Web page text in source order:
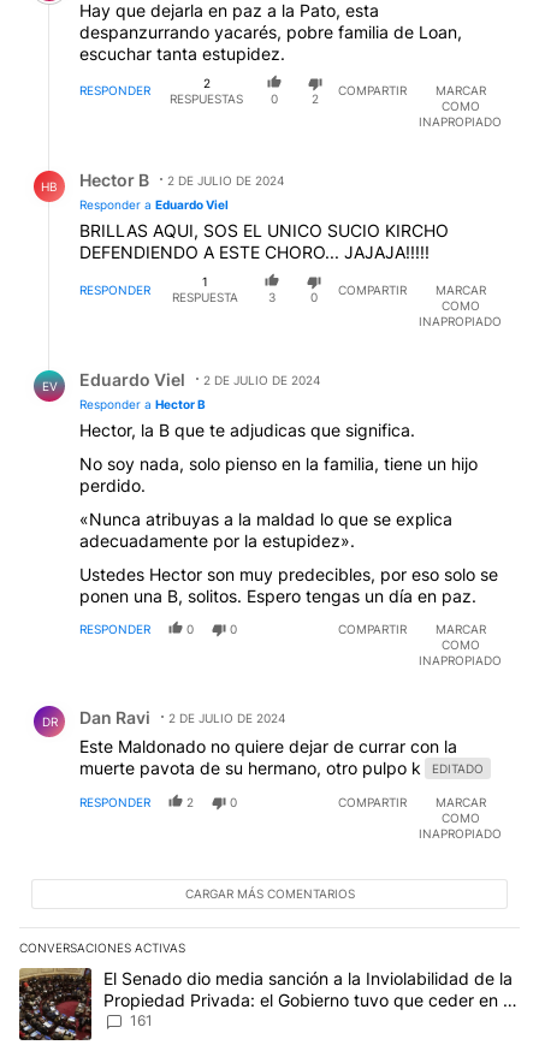
Hay que dejarla en paz a la Pato, esta
despanzurrando yacarés, pobre familia de Loan,
escuchar tanta estupidez.
RESPONDER
2
RESPUESTAS
0 2
COMPARTIR
MARCAR
COMO
INAPROPIADO
HB Hector B
2 DE JULIO DE 2024
Responder a Eduardo Viel
BRILLAS AQUI, SOS EL UNICO SUCIO KIRCHO
DEFENDIENDO A ESTE CHORO... JAJAJA!!!!!
RESPONDER
1
RESPUESTA
3 0
COMPARTIR
MARCAR
COMO
INAPROPIADO
EV Eduardo Viel
2 DE JULIO DE 2024
Responder a Hector B
Hector, la B que te adjudicas que significa.
No soy nada, solo pienso en la familia, tiene un hijo
perdido.
«Nunca atribuyas a la maldad lo que se explica
adecuadamente por la estupidez».
Ustedes Hector son muy predecibles, por eso solo se
ponen una B, solitos. Espero tengas un día en paz.
RESPONDER 0 0 COMPARTIR
MARCAR
COMO
INAPROPIADO
DR Dan Ravi 2 DE JULIO DE 2024
Este Maldonado no quiere dejar de currar con la
muerte pavota de su hermano, otro pulpo k
EDITADO
RESPONDER 2 0 COMPARTIR
MARCAR
COMO
INAPROPIADO
CARGAR MÁS COMENTARIOS
CONVERSACIONES ACTIVAS
Este listado muestra los artículos con más comentarios en los
Un artículo de tendencia con el título "El Senado dio media
El Senado dio media sanción a la Inviolabilidad de la
Propiedad Privada: el Gobierno tuvo que ceder en la
Ley del Manejo del Fuego
161